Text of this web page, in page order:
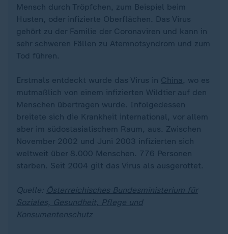
Mensch durch Tröpfchen, zum Beispiel beim
Husten, oder infizierte Oberflächen. Das Virus
gehört zu der Familie der Coronaviren und kann in
sehr schweren Fällen zu Atemnotsyndrom und zum
Tod führen.
Erstmals entdeckt wurde das Virus in China , wo es
mutmaßlich von einem infizierten Wildtier auf den
Menschen übertragen wurde. Infolgedessen
breitete sich die Krankheit international, vor allem
aber im südostasiatischem Raum, aus. Zwischen
November 2002 und Juni 2003 infizierten sich
weltweit über 8.000 Menschen. 776 Personen
starben. Seit 2004 gilt das Virus als ausgerottet.
Quelle: Österreichisches Bundesministerium für
Soziales, Gesundheit, Pflege und
Konsumentenschutz